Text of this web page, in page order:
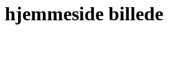
hjemmeside billede